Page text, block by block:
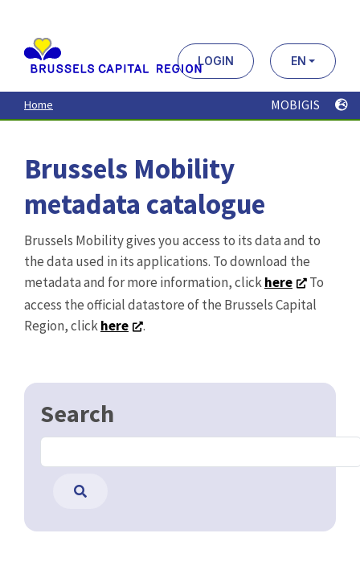
contenu
principal
LOGIN EN
Home MOBIGIS
Brussels Mobility
metadata catalogue
Brussels Mobility gives you access to its data and to
the data used in its applications. To download the
metadata and for more information, clickhere
To
access the official datastore of the Brussels Capital
Region, clickhere .
Search